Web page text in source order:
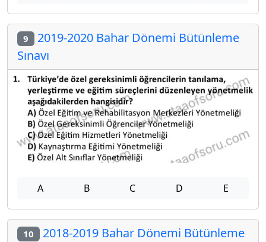
9 2019-2020 Bahar Dönemi Bütünleme
Sınavı
A B C D E
10 2018-2019 Bahar Dönemi Bütünleme